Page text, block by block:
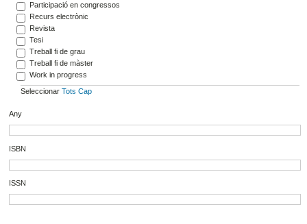
Participació en congressos
Recurs electrònic
Revista
Tesi
Treball fi de grau
Treball fi de màster
Work in progress
Seleccionar Tots Cap
Any
ISBN
ISSN